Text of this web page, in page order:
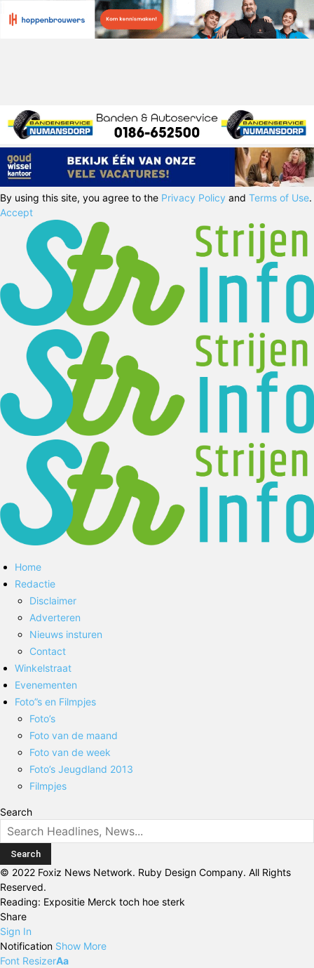
By using this site, you agree to the Privacy Policy and Terms of Use.
Accept
Home
Redactie
Disclaimer
Adverteren
Nieuws insturen
Contact
Winkelstraat
Evenementen
Foto”s en Filmpjes
Foto’s
Foto van de maand
Foto van de week
Foto’s Jeugdland 2013
Filmpjes
Search
© 2022 Foxiz News Network. Ruby Design Company. All Rights
Reserved.
Reading: Expositie Merck toch hoe sterk
Share
Sign In
Notification Show More
Font ResizerAa